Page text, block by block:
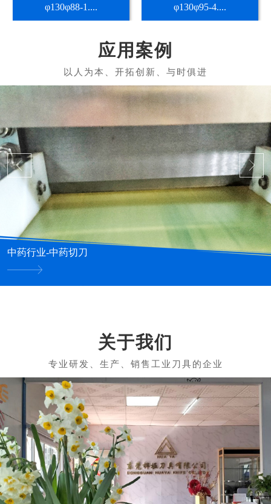
φ130φ88-1.... φ130φ95-4....
应用案例
中药行业-中药切刀
关于我们